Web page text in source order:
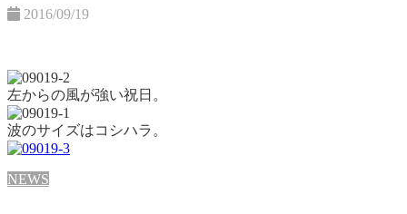
2016/09/19
左からの風が強い祝日。
波のサイズはコシハラ。
NEWS